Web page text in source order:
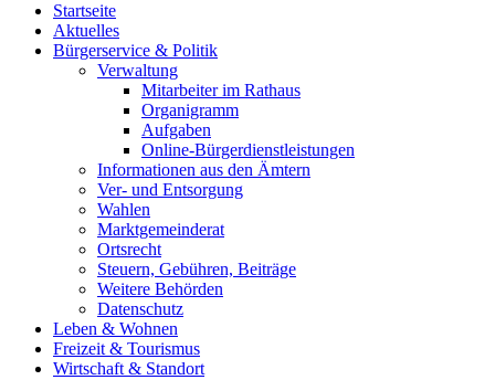
Startseite
Aktuelles
Bürgerservice & Politik
Verwaltung
Mitarbeiter im Rathaus
Organigramm
Aufgaben
Online-Bürgerdienstleistungen
Informationen aus den Ämtern
Ver- und Entsorgung
Wahlen
Marktgemeinderat
Ortsrecht
Steuern, Gebühren, Beiträge
Weitere Behörden
Datenschutz
Leben & Wohnen
Freizeit & Tourismus
Wirtschaft & Standort